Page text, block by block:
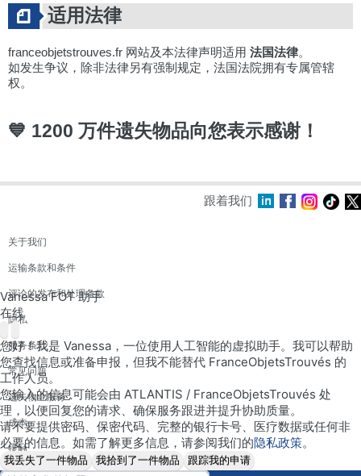
适用法律
franceobjetstrouves.fr 网站及本法律声明适用 法国法律。
如发生争议，除非法律另有强制规定，法国法院拥有专属管辖
权。
💙 1200 万件遗失物品向您表示感谢！
跟着我们
关于我们
运输条款和条件
评论的发布和处理条款
隐私
服务条款
常见问题
遗失物业服务
成本
接触
Vanessa FOT 助手
在线
您好！我是 Vanessa，一位使用人工智能的虚拟助手。我可以帮助
您查找信息或准备申报，但我不能替代 FranceObjetsTrouvés 的
工作人员。
您输入的信息可能会由 ATLANTIS / FranceObjetsTrouvés 处
理，以便回复您的请求、确保服务跟进并提升协助质量。
请不要提供密码、保密代码、完整的银行卡号、医疗数据或任何非
必要的信息。如需了解更多信息，请参阅我们的隐私政策。
我丢失了一件物品 我拾到了一件物品 跟踪我的申请